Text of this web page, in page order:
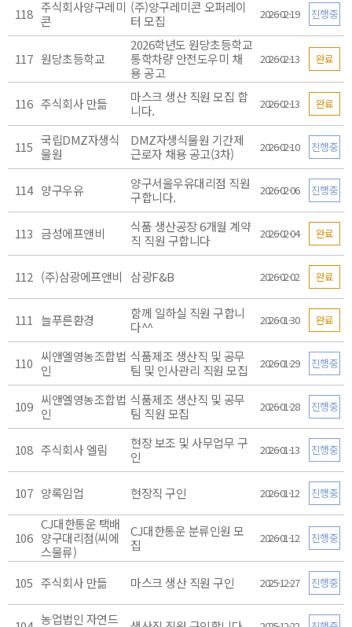
118 주식회사양구레미
콘
(주)양구레미콘 오퍼레이
터 모집
2026-02-19 진행중
117 원당초등학교
2026학년도 원당초등학교
통학차량 안전도우미 채
용 공고
2026-02-13 완료
116 주식회사 만듦
마스크 생산 직원 모집 합
니다.
2026-02-13 완료
115 국립DMZ자생식
물원
DMZ자생식물원 기간제
근로자 채용 공고(3차)
2026-02-10 진행중
114 양구우유
양구서울우유대리점 직원
구합니다.
2026-02-06 진행중
113 금성에프앤비
식품 생산공장 6개월 계약
직 직원 구합니다
2026-02-04 완료
112 (주)삼광에프앤비 삼광F&B 2026-02-02 완료
111 늘푸른환경
함께 일하실 직원 구합니
다^^
2026-01-30 완료
110 씨앤엘영농조합법
인
식품제조 생산직 및 공무
팀 및 인사관리 직원 모집
2026-01-29 진행중
109 씨앤엘영농조합법
인
식품제조 생산직 및 공무
팀 직원 모집
2026-01-28 진행중
108 주식회사 엘림
현장 보조 및 사무업무 구
인
2026-01-13 진행중
107 양록임업 현장직 구인 2026-01-12 진행중
106
CJ대한통운 택배
양구대리점(씨에
스물류)
CJ대한통운 분류인원 모
집
2026-01-12 진행중
105 주식회사 만듦 마스크 생산 직원 구인 2025-12-27 진행중
농업법인 자연드